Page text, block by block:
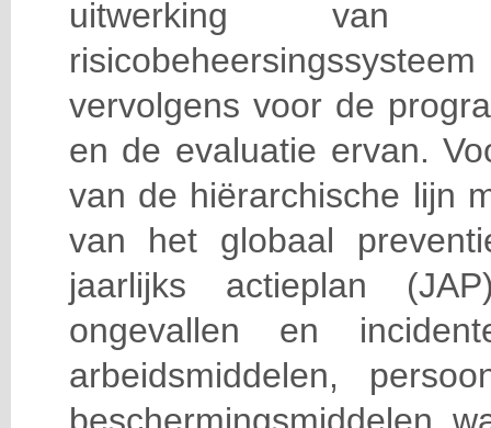
uitwerking van
vervolgens voor de
en de evaluatie ervan.
van de hiërarchische lijn
van het globaal
jaarlijks actieplan
ongevallen en
arbeidsmiddelen,